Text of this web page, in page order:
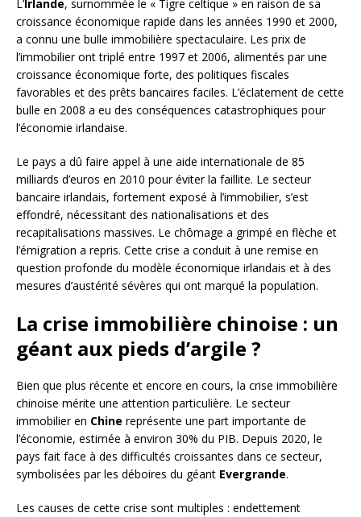
L’ Irlande, surnommée le « Tigre celtique » en raison de sa
croissance économique rapide dans les années 1990 et 2000,
a connu une bulle immobilière spectaculaire. Les prix de
l’immobilier ont triplé entre 1997 et 2006, alimentés par une
croissance économique forte, des politiques fiscales
favorables et des prêts bancaires faciles. L’éclatement de cette
bulle en 2008 a eu des conséquences catastrophiques pour
l’économie irlandaise.
Le pays a dû faire appel à une aide internationale de 85
milliards d’euros en 2010 pour éviter la faillite. Le secteur
bancaire irlandais, fortement exposé à l’immobilier, s’est
effondré, nécessitant des nationalisations et des
recapitalisations massives. Le chômage a grimpé en flèche et
l’émigration a repris. Cette crise a conduit à une remise en
question profonde du modèle économique irlandais et à des
mesures d’austérité sévères qui ont marqué la population.
La crise immobilière chinoise : un
géant aux pieds d’argile ?
Bien que plus récente et encore en cours, la crise immobilière
chinoise mérite une attention particulière. Le secteur
immobilier en Chine représente une part importante de
l’économie, estimée à environ 30% du PIB. Depuis 2020, le
pays fait face à des difficultés croissantes dans ce secteur,
symbolisées par les déboires du géant Evergrande.
Les causes de cette crise sont multiples : endettement